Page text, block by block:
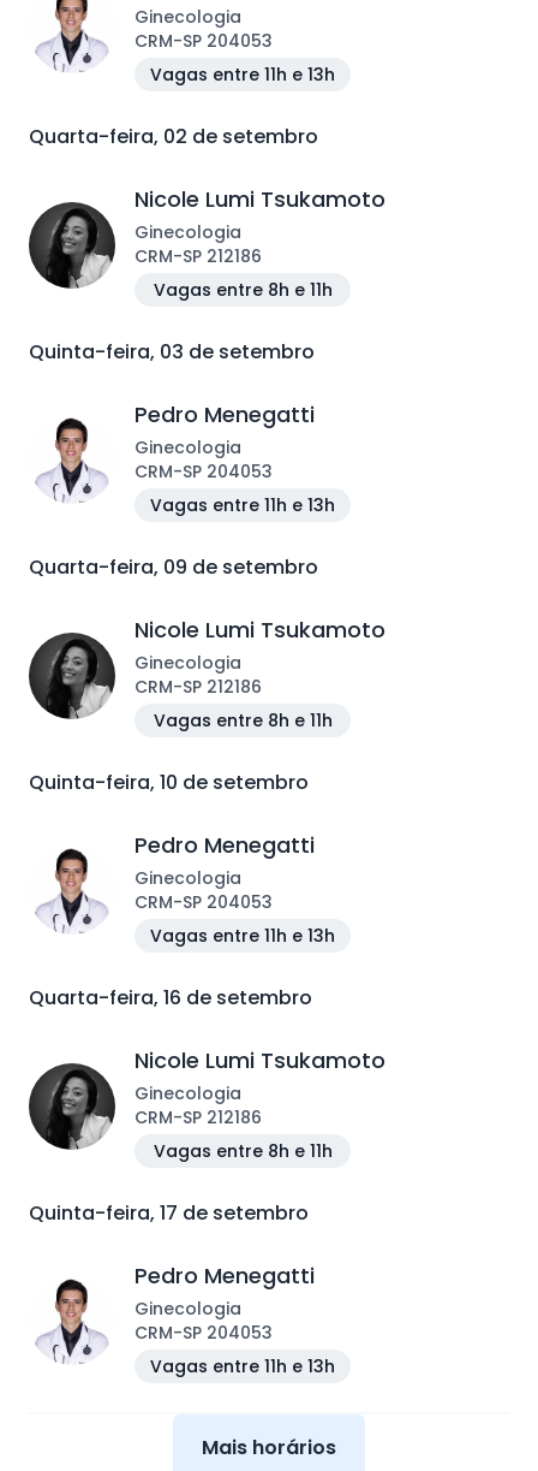
Ginecologia
CRM-SP 204053
Vagas entre 11h e 13h
Quarta-feira, 02 de setembro
Nicole Lumi Tsukamoto
Ginecologia
CRM-SP 212186
Vagas entre 8h e 11h
Quinta-feira, 03 de setembro
Pedro Menegatti
Ginecologia
CRM-SP 204053
Vagas entre 11h e 13h
Quarta-feira, 09 de setembro
Nicole Lumi Tsukamoto
Ginecologia
CRM-SP 212186
Vagas entre 8h e 11h
Quinta-feira, 10 de setembro
Pedro Menegatti
Ginecologia
CRM-SP 204053
Vagas entre 11h e 13h
Quarta-feira, 16 de setembro
Nicole Lumi Tsukamoto
Ginecologia
CRM-SP 212186
Vagas entre 8h e 11h
Quinta-feira, 17 de setembro
Pedro Menegatti
Ginecologia
CRM-SP 204053
Vagas entre 11h e 13h
Mais horários